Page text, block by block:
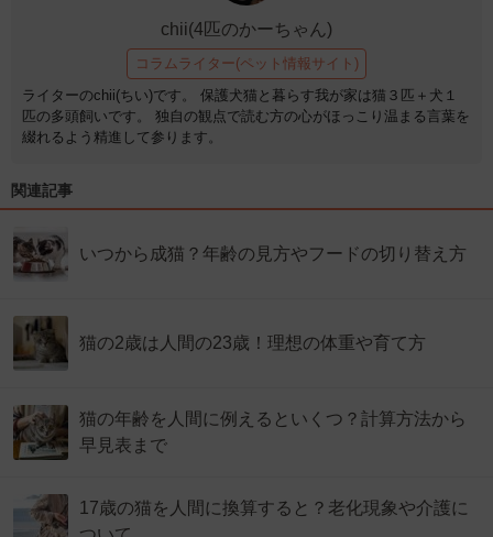
chii(4匹のかーちゃん)
コラムライター(ペット情報サイト)
ライターのchii(ちい)です。 保護犬猫と暮らす我が家は猫３匹＋犬１
匹の多頭飼いです。 独自の観点で読む方の心がほっこり温まる言葉を
綴れるよう精進して参ります。
関連記事
いつから成猫？年齢の見方やフードの切り替え方
猫の2歳は人間の23歳！理想の体重や育て方
猫の年齢を人間に例えるといくつ？計算方法から
早見表まで
17歳の猫を人間に換算すると？老化現象や介護に